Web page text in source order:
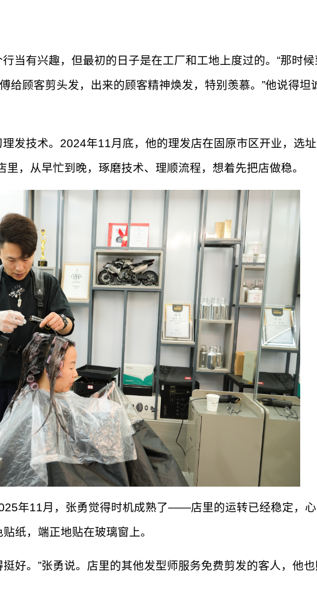
当有兴趣，但最初的日子是在工厂和工地上度过的。“那时
给顾客剪头发，出来的顾客精神焕发，特别羡慕。”他说得坦
发技术。2024年11月底，他的理发店在固原市区开业，选
，从早忙到晚，琢磨技术、理顺流程，想着先把店做稳。
年11月，张勇觉得时机成熟了——店里的运转已经稳定，
纸，端正地贴在玻璃窗上。
好。”张勇说。店里的其他发型师服务免费剪发的客人，他